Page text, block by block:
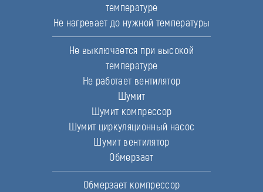
температуре
Не нагревает до нужной температуры
Не выключается при высокой
температуре
Не работает вентилятор
Шумит
Шумит компрессор
Шумит циркуляционный насос
Шумит вентилятор
Обмерзает
Обмерзает компрессор